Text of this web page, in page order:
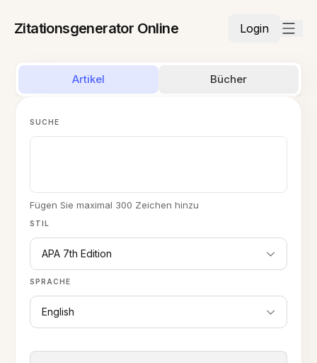
Zitationsgenerator Online Login
Artikel Bücher
STIL
APA 7th Edition
SPRACHE
English
SUCHE
Fügen Sie maximal 300 Zeichen hinzu